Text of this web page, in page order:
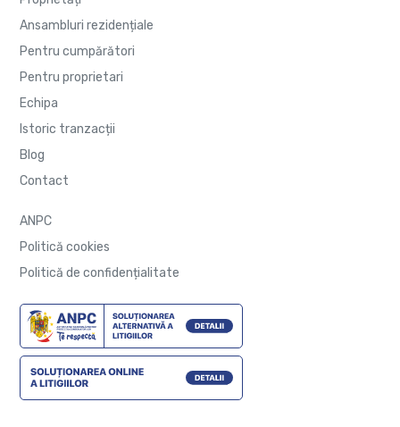
Ansambluri rezidențiale
Pentru cumpărători
Pentru proprietari
Echipa
Istoric tranzacții
Blog
Contact
ANPC
Politică cookies
Politică de confidențialitate